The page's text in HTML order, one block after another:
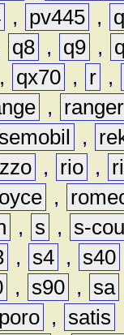
, pv445 ,
q8 , q9 ,
, qx70 , r ,
,
ranger
,
, rio ,
,
, s ,
s-
, s4 , s40
, s90 , sa
, satis